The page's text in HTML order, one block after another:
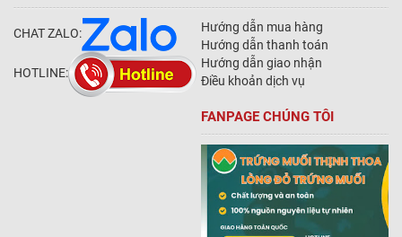
CHAT ZALO:
HOTLINE:
Hướng dẫn mua hàng
Hướng dẫn thanh toán
Hướng dẫn giao nhận
Điều khoản dịch vụ
FANPAGE CHÚNG TÔI